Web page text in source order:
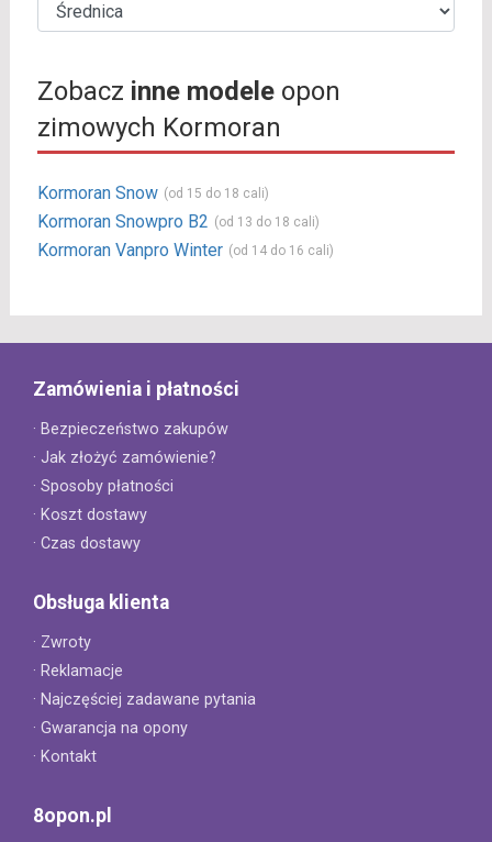
Zobacz inne modeleopon
zimowych Kormoran
Kormoran Snow (od 15 do 18 cali)
Kormoran Snowpro B2 (od 13 do 18 cali)
Kormoran Vanpro Winter (od 14 do 16 cali)
Zamówienia i płatności
· Bezpieczeństwo zakupów
· Jak złożyć zamówienie?
· Sposoby płatności
· Koszt dostawy
· Czas dostawy
Obsługa klienta
· Zwroty
· Reklamacje
· Najczęściej zadawane pytania
· Gwarancja na opony
· Kontakt
8opon.pl